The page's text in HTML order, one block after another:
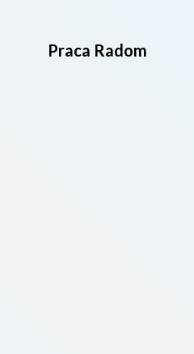
Praca Radom